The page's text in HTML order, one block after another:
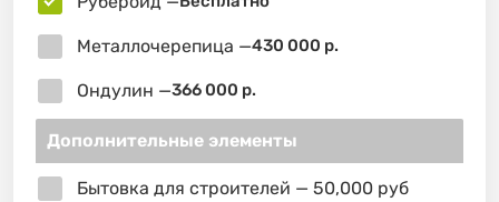
Металлочерепица —430 000 р.
Ондулин —366 000 р.
Дополнительные элементы
Бытовка для строителей — 50,000 руб